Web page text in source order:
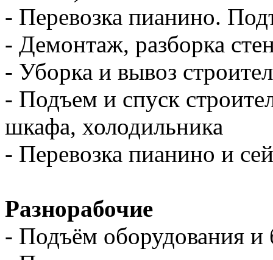
- Перевозка пианино.
- Демонтаж, разборка
- Уборка и вывоз
- Подъем и спуск
шкафа, холодильника
- Перевозка пианино и
Разнорабочие
- Подъём оборудования и